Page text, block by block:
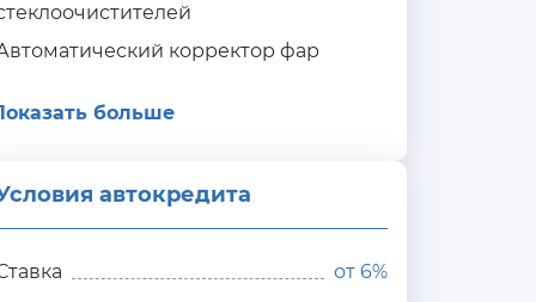
корректор фар
больше
автокредита
от 6%